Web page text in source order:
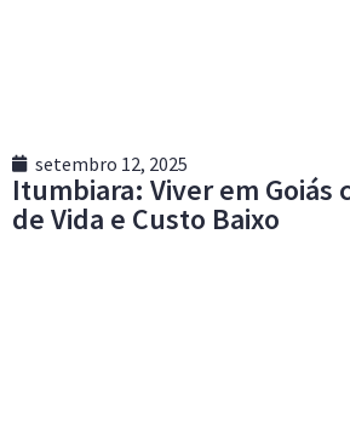
setembro 12, 2025
Itumbiara: Viver em Goiás
de Vida e Custo Baixo